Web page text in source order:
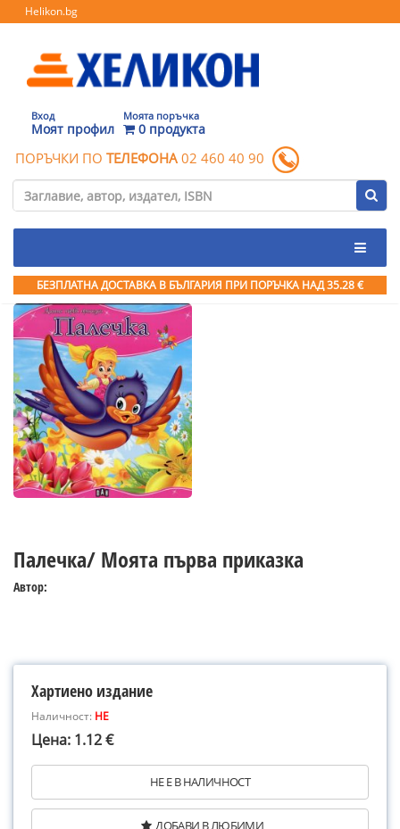
Helikon.bg
Вход
Моят профил
Моята поръчка
0 продукта
ПОРЪЧКИ ПО ТЕЛЕФОНА 02 460 40 90
БЕЗПЛАТНА ДОСТАВКА В БЪЛГАРИЯ ПРИ ПОРЪЧКА НАД 35.28 €
Палечка/ Моята първа приказка
Автор:
Хартиено издание
Наличност: НЕ
Цена: 1.12 €
НЕ Е В НАЛИЧНОСТ
ДОБАВИ В ЛЮБИМИ